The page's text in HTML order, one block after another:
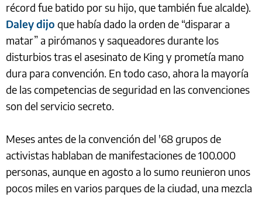
récord fue batido por su hijo, que también fue alcalde).
Daley dijo que había dado la orden de “disparar a
matar” a pirómanos y saqueadores durante los
disturbios tras el asesinato de King y prometía mano
dura para convención. En todo caso, ahora la mayoría
de las competencias de seguridad en las convenciones
son del servicio secreto.
Meses antes de la convención del '68 grupos de
activistas hablaban de manifestaciones de 100.000
personas, aunque en agosto a lo sumo reunieron unos
pocos miles en varios parques de la ciudad, una mezcla